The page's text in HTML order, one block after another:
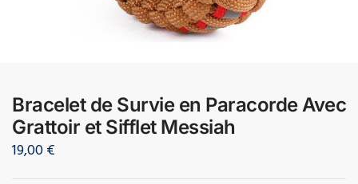
Bracelet de Survie en Paracorde Avec
Grattoir et Sifflet Messiah
19,00€